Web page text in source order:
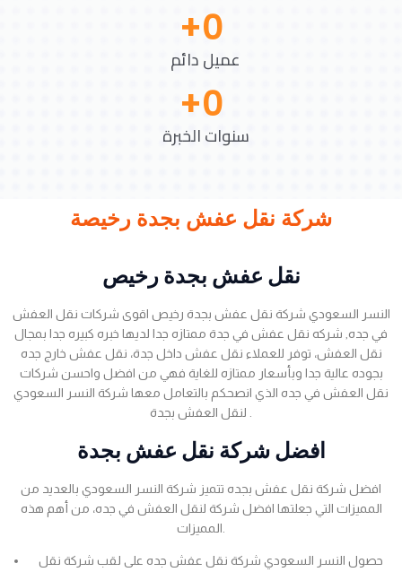
+0
عميل دائم
+0
سنوات الخبرة
شركة نقل عفش بجدة رخيصة
نقل عفش بجدة رخيص
النسر السعودي شركة نقل عفش بجدة رخيص اقوى شركات نقل العفش
في جده, شركه نقل عفش في جدة ممتازه جدا لديها خبره كبيره جدا بمجال
نقل العفش، توفر للعملاء نقل عفش داخل جدة، نقل عفش خارج جده
بجوده عالية جدا وبأسعار ممتازه للغاية فهي من افضل واحسن شركات
نقل العفش في جده الذي انصحكم بالتعامل معها شركة النسر السعودي
لنقل العفش بجدة .
افضل شركة نقل عفش بجدة
افضل شركة نقل عفش بجده تتميز شركة النسر السعودي بالعديد من
المميزات التي جعلتها افضل شركة لنقل العفش في جده، من أهم هذه
المميزات.
حصول النسر السعودي شركة نقل عفش جده على لقب شركة نقل